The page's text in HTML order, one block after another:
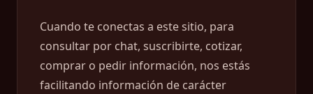
Cuando te conectas a este sitio, para
consultar por chat, suscribirte, cotizar,
comprar o pedir información, nos estás
facilitando información de carácter